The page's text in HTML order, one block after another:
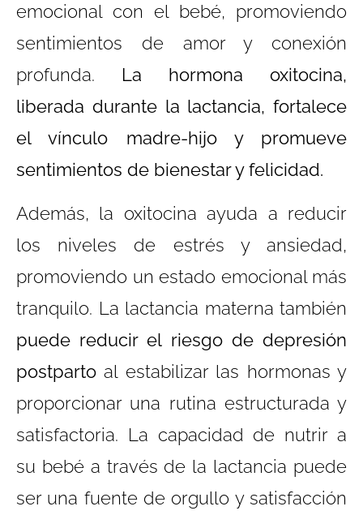
emocional con el bebé, promoviendo
sentimientos de amor y conexión
profunda. La hormona oxitocina,
liberada durante la lactancia, fortalece
el vínculo madre-hijo y promueve
sentimientos de bienestar y felicidad.
Además, la oxitocina ayuda a reducir
los niveles de estrés y ansiedad,
promoviendo un estado emocional más
tranquilo. La lactancia materna también
puede reducir el riesgo de depresión
postparto al estabilizar las hormonas y
proporcionar una rutina estructurada y
satisfactoria. La capacidad de nutrir a
su bebé a través de la lactancia puede
ser una fuente de orgullo y satisfacción